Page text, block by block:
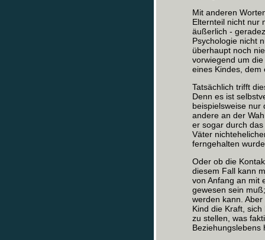
Mit anderen
Elternteil nicht nur
äußerlich -
Psychologie nicht
überhaupt noch
vorwiegend um
eines Kindes, dem
Tatsächlich trifft
Denn es ist
beispielsweise nur
andere an der
er sogar durch
Väter
ferngehalten
Oder ob die
diesem Fall kann
von Anfang an mit
gewesen sein
werden kann.
Kind die Kraft,
zu stellen, was
Beziehungslebens